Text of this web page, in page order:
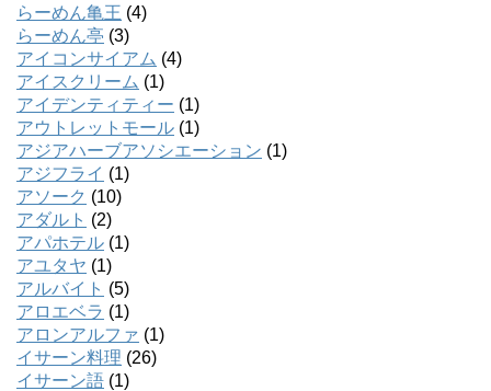
らーめん亀王 (4)
らーめん亭 (3)
アイコンサイアム (4)
アイスクリーム (1)
アイデンティティー (1)
アウトレットモール (1)
アジアハーブアソシエーション (1)
アジフライ (1)
アソーク (10)
アダルト (2)
アパホテル (1)
アユタヤ (1)
アルバイト (5)
アロエベラ (1)
アロンアルファ (1)
イサーン料理 (26)
イサーン語 (1)